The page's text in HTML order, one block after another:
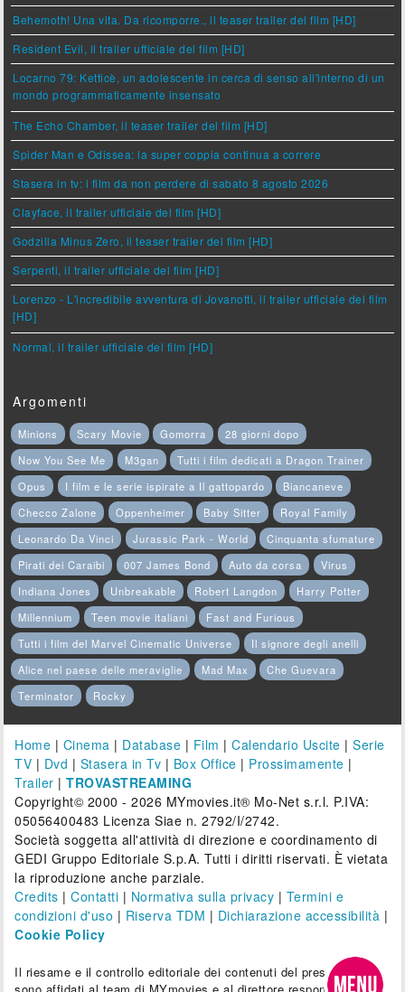
Behemoth! Una vita. Da ricomporre., il teaser trailer del film [HD]
Resident Evil, il trailer ufficiale del film [HD]
Locarno 79: Ketticè, un adolescente in cerca di senso all'interno di un
mondo programmaticamente insensato
The Echo Chamber, il teaser trailer del film [HD]
Spider Man e Odissea: la super coppia continua a correre
Stasera in tv: i film da non perdere di sabato 8 agosto 2026
Clayface, il trailer ufficiale del film [HD]
Godzilla Minus Zero, il teaser trailer del film [HD]
Serpenti, il trailer ufficiale del film [HD]
Lorenzo - L'incredibile avventura di Jovanotti, il trailer ufficiale del film
[HD]
Normal, il trailer ufficiale del film [HD]
Argomenti
Minions Scary Movie Gomorra
28 giorni dopo
Now You See Me
M3gan
Tutti i film dedicati a Dragon Trainer
Opus
I film e le serie ispirate a Il gattopardo
Biancaneve
Checco Zalone
Oppenheimer Baby Sitter
Royal Family
Leonardo Da Vinci
Jurassic Park - World
Cinquanta sfumature
Pirati dei Caraibi
007 James Bond Auto da corsa
Virus
Indiana Jones
Unbreakable Robert Langdon
Harry Potter
Millennium
Teen movie italiani
Fast and Furious
Tutti i film del Marvel Cinematic Universe
Il signore degli anelli
Alice nel paese delle meraviglie
Mad Max
Che Guevara
Terminator
Rocky
Home | Cinema | Database | Film |Calendario Uscite |Serie
TV | Dvd | Stasera in Tv | Box Office | Prossimamente |
Trailer |TROVASTREAMING
Copyright© 2000 - 2026 MYmovies.it® Mo-Net s.r.l. P.IVA:
05056400483 Licenza Siae n. 2792/I/2742.
Società soggetta all'attività di direzione e coordinamento di
GEDI Gruppo Editoriale S.p.A. Tutti i diritti riservati. È vietata
la riproduzione anche parziale.
Credits |Contatti | Normativa sulla privacy | Termini e
condizioni d'uso | Riserva TDM | Dichiarazione accessibilità |
Cookie Policy
Il riesame e il controllo editoriale dei contenuti del presente sito